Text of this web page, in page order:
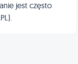
jest często